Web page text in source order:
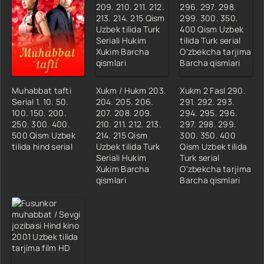
18-qism
Muhabbat tafti
Serial 1. 10. 50.
100. 150. 200.
250. 300. 400.
500 Qism Uzbek
tilida hind serial
Xukm / Hukm 203.
204. 205. 206.
207. 208. 209.
210. 211. 212. 213.
214. 215 Qism
Uzbek tilida Turk
Seriali Hukim
Xukim Barcha
qismlari
Xukm 2 Fasl 290.
291. 292. 293.
294. 295. 296.
297. 298. 299.
300. 350. 400
Qism Uzbek tilida
Turk serial
O'zbekcha tarjima
Barcha qismlari